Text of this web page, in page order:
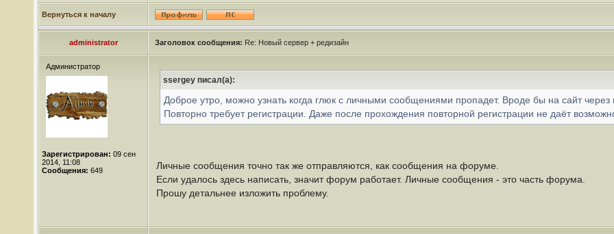
Вернуться к началу
administrator Заголовок сообщения: Re: Новый сервер + редизайн
Администратор
Зарегистрирован: 09 сен
2014, 11:08
Сообщения: 649
ssergey писал(а):
Доброе утро, можно узнать когда глюк с личными сообщениями пропадет. Вроде бы на сайт
Повторно требует регистрации. Даже после прохождения повторной регистрации не даёт
Личные сообщения точно так же отправляются, как сообщения на форуме.
Если удалось здесь написать, значит форум работает. Личные сообщения - это часть форума.
Прошу детальнее изложить проблему.